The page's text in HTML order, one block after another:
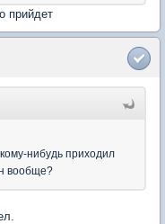
прийдет
нибудь приходил
вообще?